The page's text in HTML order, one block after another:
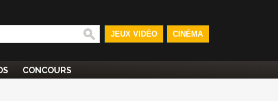
JEUX VIDÉO CINÉMA
CONCOURS